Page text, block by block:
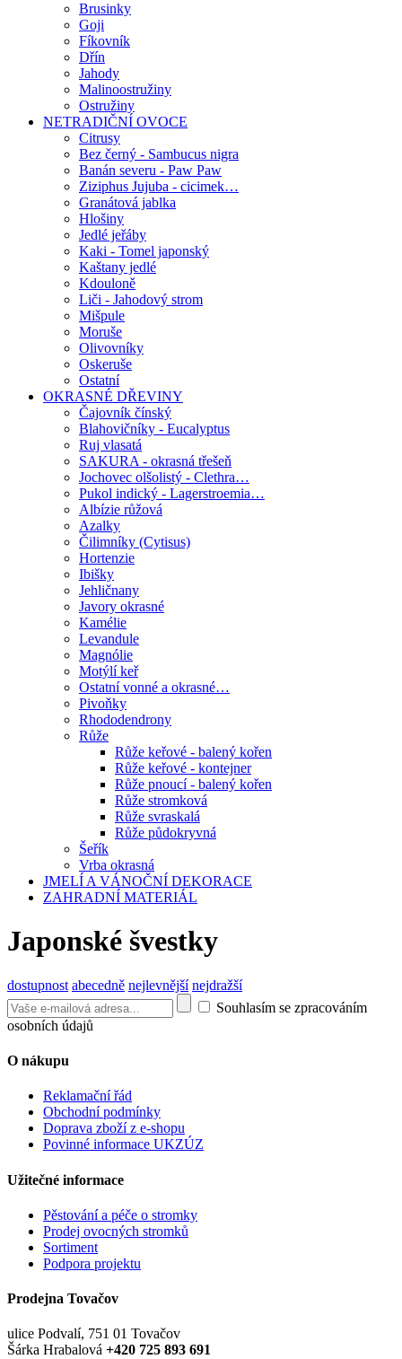
Brusinky
Goji
Fíkovník
Dřín
Jahody
Malinoostružiny
Ostružiny
NETRADIČNÍ OVOCE
Citrusy
Bez černý - Sambucus nigra
Banán severu - Paw Paw
Ziziphus Jujuba - cicimek…
Granátová jablka
Hlošiny
Jedlé jeřáby
Kaki - Tomel japonský
Kaštany jedlé
Kdouloně
Liči - Jahodový strom
Mišpule
Moruše
Olivovníky
Oskeruše
Ostatní
OKRASNÉ DŘEVINY
Čajovník čínský
Blahovičníky - Eucalyptus
Ruj vlasatá
SAKURA - okrasná třešeň
Jochovec olšolistý - Clethra…
Pukol indický - Lagerstroemia…
Albízie růžová
Azalky
Čilimníky (Cytisus)
Hortenzie
Ibišky
Jehličnany
Javory okrasné
Kamélie
Levandule
Magnólie
Motýlí keř
Ostatní vonné a okrasné…
Pivoňky
Rhododendrony
Růže
Růže keřové - balený kořen
Růže keřové - kontejner
Růže pnoucí - balený kořen
Růže stromková
Růže svraskalá
Růže půdokryvná
Šeřík
Vrba okrasná
JMELÍ A VÁNOČNÍ DEKORACE
ZAHRADNÍ MATERIÁL
Japonské švestky
dostupnost abecedně nejlevnější nejdražší
Souhlasím se zpracováním
osobních údajů
O nákupu
Reklamační řád
Obchodní podmínky
Doprava zboží z e-shopu
Povinné informace UKZÚZ
Užitečné informace
Pěstování a péče o stromky
Prodej ovocných stromků
Sortiment
Podpora projektu
Prodejna Tovačov
ulice Podvalí, 751 01 Tovačov
Šárka Hrabalová +420 725 893 691